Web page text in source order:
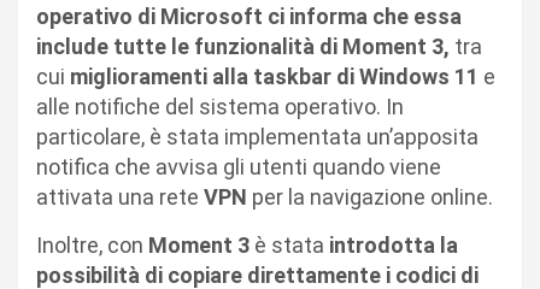
operativo di Microsoft ci informa che essa
include tutte le funzionalità di Moment 3, tra
cui miglioramenti alla taskbar di Windows 11 e
alle notifiche del sistema operativo. In
particolare, è stata implementata un’apposita
notifica che avvisa gli utenti quando viene
attivata una rete VPN per la navigazione online.
Inoltre, con Moment 3 è stata introdotta la
possibilità di copiare direttamente i codici di